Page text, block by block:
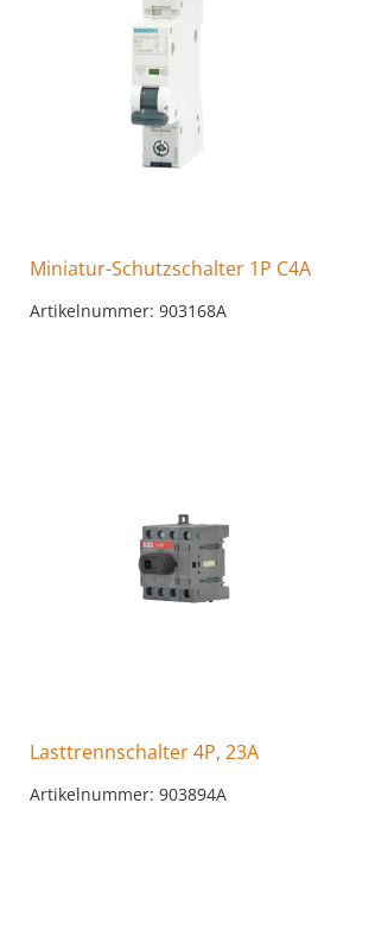
Miniatur-Schutzschalter 1P C4A
Artikelnummer: 903168A
Lasttrennschalter 4P, 23A
Artikelnummer: 903894A